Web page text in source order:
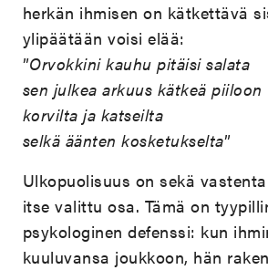
herkän ihmisen on kätkettävä
ylipäätään voisi elää:
”Orvokkini kauhu pitäisi salata
sen julkea arkuus kätkeä piiloon
korvilta ja katseilta
selkä äänten kosketukselta”
Ulkopuolisuus on sekä
itse valittu osa. Tämä on
psykologinen defenssi: kun
kuuluvansa joukkoon, hän